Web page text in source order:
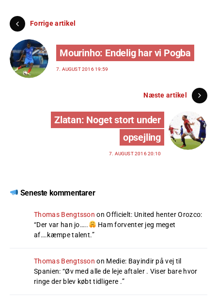
Forrige artikel
Mourinho: Endelig har vi Pogba
7. AUGUST 2016 19:59
Næste artikel
Zlatan: Noget stort under
opsejling
7. AUGUST 2016 20:10
Seneste kommentarer
Thomas Bengtsson onOfficielt: United henter Orozco:
“Der var han jo…..
Ham forventer jeg meget
af….kæmpe talent.”
Thomas Bengtsson on Medie: Bayindir på vej til
Spanien: “Øv med alle de leje aftaler . Viser bare hvor
ringe der blev købt tidligere .”